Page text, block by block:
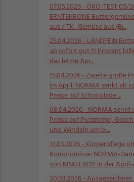
07.05.2026- ÖKO-TEST 05/
ERNTEKRONE
aus / TK- Gemüse aus (Bi...
25.04.2026- LANDFEIN
ab sofort gut 11 Prozent
das letzte Apr...
15.04.2026- Zweite große
im April: NORMA senkt ab
Preise auf Schokolade ...
08.04.2026- NORMA senkt
Preise auf Putzmittel,
und Windeln um bi...
31.03.2026- Körperpflege
Kompromisse: NORMA-
von KING LADY in der April-
30.03.2026- Ausgezeichnet